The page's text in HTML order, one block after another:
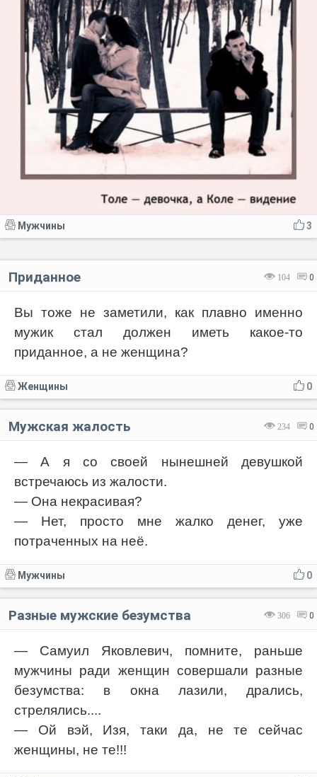
3
Мужчины
104 0
Приданное
Вы тоже не заметили, как плавно именно
мужик стал должен иметь какое-то
приданное, а не женщина?
0
Женщины
234 0
Мужская жалость
— А я со своей нынешней девушкой
встречаюсь из жалости.
— Она некрасивая?
— Нет, просто мне жалко денег, уже
потраченных на неё.
0
Мужчины
306 0
Разные мужские безумства
— Самуил Яковлевич, помните, раньше
мужчины ради женщин совершали разные
безумства: в окна лазили, дрались,
стрелялись....
— Ой вэй, Изя, таки да, не те сейчас
женщины, не те!!!